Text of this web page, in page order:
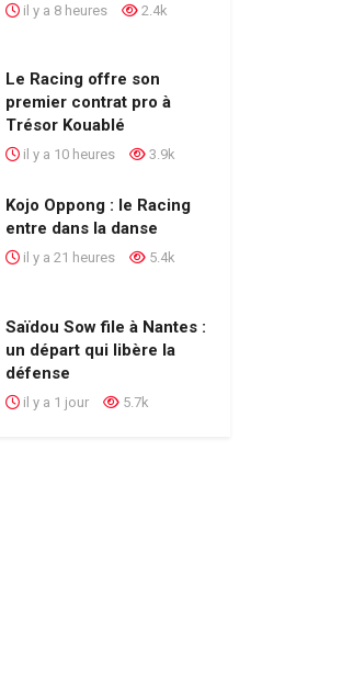
il y a 8 heures 2.4k
Le Racing offre son
premier contrat pro à
Trésor Kouablé
il y a 10 heures 3.9k
Kojo Oppong : le Racing
entre dans la danse
il y a 21 heures 5.4k
Saïdou Sow file à Nantes :
un départ qui libère la
défense
il y a 1 jour 5.7k